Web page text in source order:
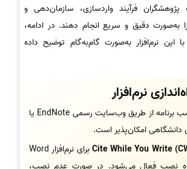
فرآیند واردسازی، سازمان‌دهی و
به‌صورت دقیق و سریع انجام دهند. در ادامه،
این نرم‌افزار به‌صورت گام‌به‌گام توضیح داده
دریافت و نصب برنامه از طریق وب‌سایت رسمی EndNote یا
امکان‌پذیر است.
Cite While You Write
برای نرم‌افزار Word